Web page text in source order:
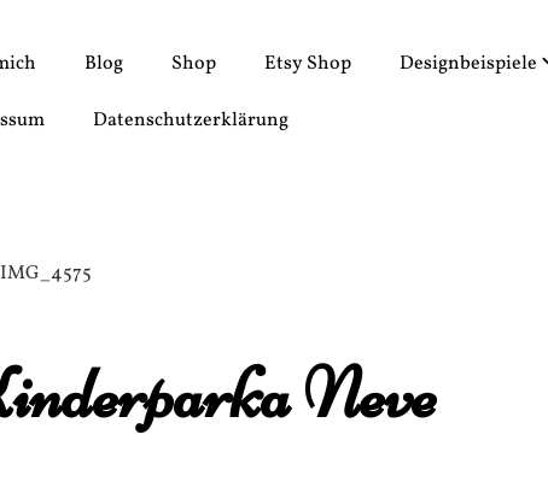
Blog Shop Etsy Shop Designbeispiele
Datenschutzerklärung
Neve